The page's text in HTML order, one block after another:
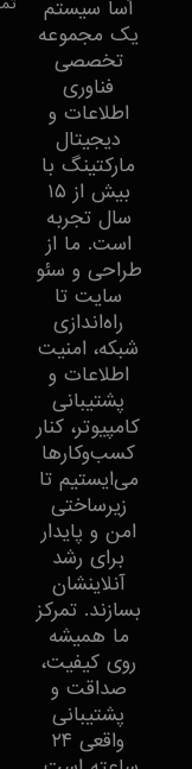
آسا سیستم
یک مجموعه
تخصصی
فناوری
اطلاعات و
دیجیتال
مارکتینگ با
بیش از ۱۵
سال تجربه
است. ما از
طراحی و سئو
سایت تا
راه‌اندازی
شبکه، امنیت
اطلاعات و
پشتیبانی
کامپیوتر، کنار
کسب‌وکارها
می‌ایستیم تا
زیرساختی
امن و پایدار
برای رشد
آنلاینشان
بسازند. تمرکز
ما همیشه
روی کیفیت،
صداقت و
پشتیبانی
واقعی ۲۴